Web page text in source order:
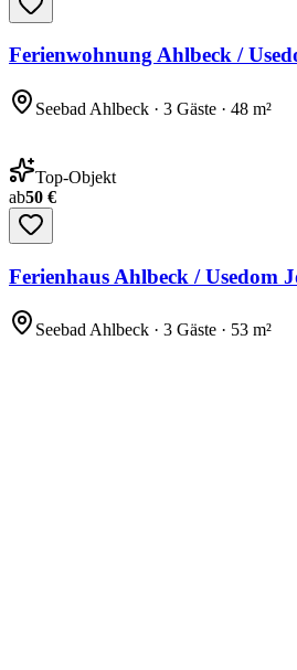
Ferienwohnung Ahlbeck /
Seebad Ahlbeck · 3 Gäste · 48 m²
Top-Objekt
ab50 €
Ferienhaus Ahlbeck / Usedom
Seebad Ahlbeck · 3 Gäste · 53 m²